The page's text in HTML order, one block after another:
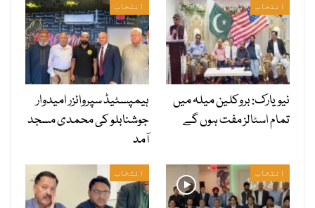
انتخاب
نیویارک: بروکلین میلہ میں
تمام اسٹالز مفت ہوں گے
انتخاب
ہیمپسٹیڈ سپروائزر امیدوار
جوشنابلو کی محمدی مسجد
آمد
انتخاب انتخاب